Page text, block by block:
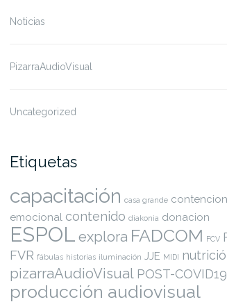
Noticias
PizarraAudioVisual
Uncategorized
Etiquetas
capacitación casa grande contencion
emocional contenido diakonia donacion
ESPOL explora FADCOM FCV
FVR fábulas historias iluminación JJE MIDI
pizarraAudioVisual POST-COVID19
producción audiovisual